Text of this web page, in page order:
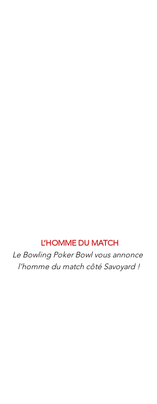
L’HOMME DU MATCH
Le Bowling Poker Bowl vous annonce
l’homme du match côté Savoyard !